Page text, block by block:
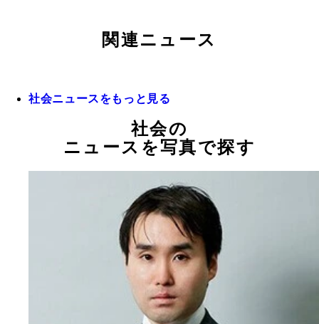
関連ニュース
社会ニュースをもっと見る
社会の
ニュースを写真で探す